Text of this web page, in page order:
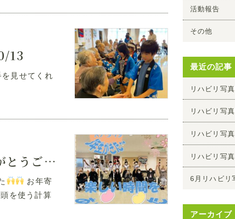
13
せてくれ
新吉中学校3年生が来た「元気と笑顔をありがとうございました」
お年寄
頭を使う計算
活動報告
その他
最近の記事
リハビリ写真
リハビリ写真
アーカイブ